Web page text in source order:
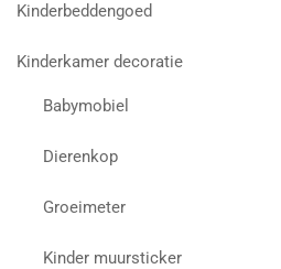
Kinderbeddengoed
Kinderkamer decoratie
Babymobiel
Dierenkop
Groeimeter
Kinder muursticker